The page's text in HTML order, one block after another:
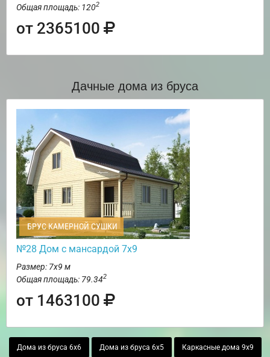
Общая площадь: 1202
от 2365100
Дачные дома из бруса
БРУС КАМЕРНОЙ СУШКИ
№28 Дом с мансардой 7х9
Размер: 7х9 м
Общая площадь: 79.342
от 1463100
Дома из бруса 6х6 Дома из бруса 6х5 Каркасные дома 9х9